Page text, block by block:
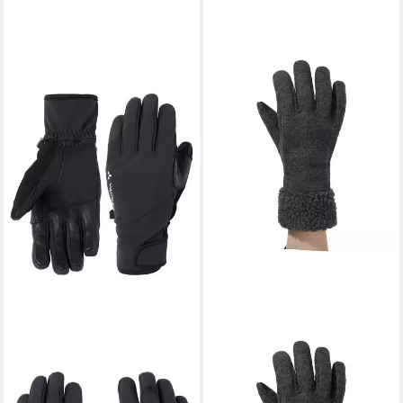
Multisporthandschuhe Lagalp
Softshell Gloves III